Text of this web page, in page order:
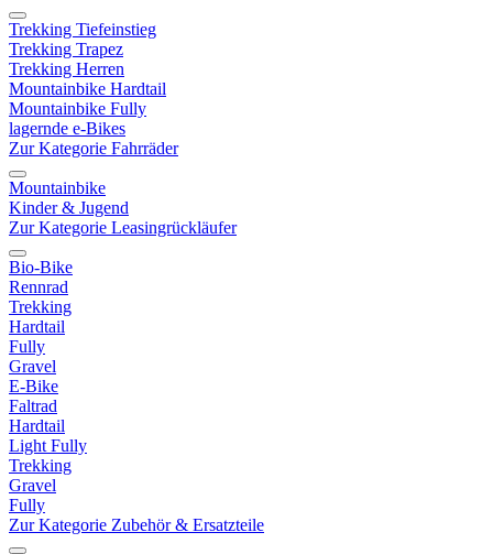
Trekking Tiefeinstieg
Trekking Trapez
Trekking Herren
Mountainbike Hardtail
Mountainbike Fully
lagernde e-Bikes
Zur Kategorie Fahrräder
Mountainbike
Kinder & Jugend
Zur Kategorie Leasingrückläufer
Bio-Bike
Rennrad
Trekking
Hardtail
Fully
Gravel
E-Bike
Faltrad
Hardtail
Light Fully
Trekking
Gravel
Fully
Zur Kategorie Zubehör & Ersatzteile